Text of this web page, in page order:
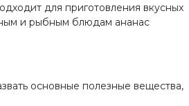
для приготовления вкусных
и рыбным блюдам ананас
основные полезные вещества,